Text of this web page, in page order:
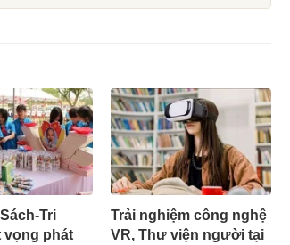
Tri
vọng phát
Trải nghiệm công nghệ
VR, Thư viện người tại